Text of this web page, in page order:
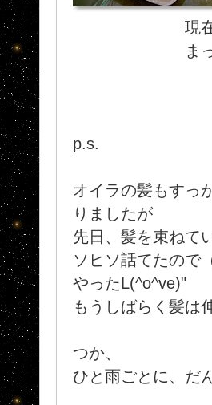
現在こん
まったくラ
p.s.
オイラの髪もすっ
りましたが
先日、髪を束ねて
ソヒソ話てたの
やったL(^o^ve)"
もうしばらく髪は
つか、
ひと雨ごとに、だ